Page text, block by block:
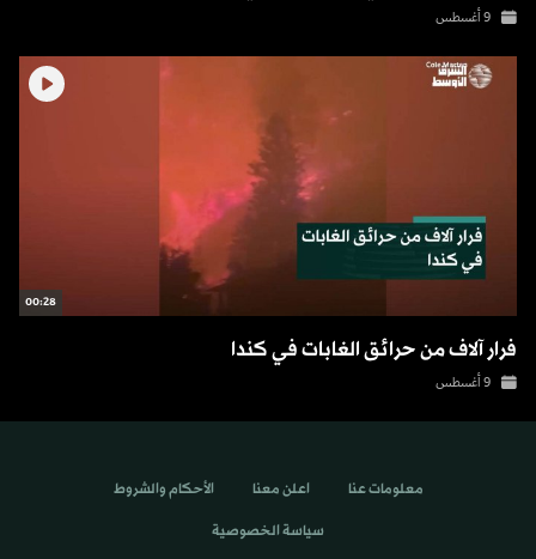
9 أغسطس
00:28
فرار آلاف من حرائق الغابات في كندا
9 أغسطس
معلومات عنا اعلن معنا الأحكام والشروط
سياسة الخصوصية